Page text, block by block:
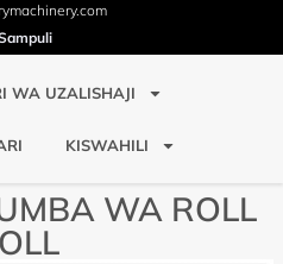
WA UZALISHAJI
KISWAHILI
WA ROLL